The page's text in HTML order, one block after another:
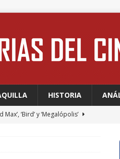
HISTORIA
‘Bird’ y ‘Megalópolis’